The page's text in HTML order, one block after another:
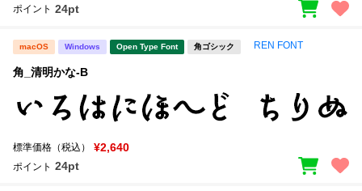
ポイント 24pt
macOS Windows Open Type Font 角ゴシック REN FONT
角_清明かな-B
標準価格（税込） ¥2,640
ポイント 24pt